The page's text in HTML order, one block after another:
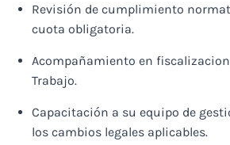
Revisión de cumplimiento
cuota obligatoria.
Acompañamiento en
Trabajo.
Capacitación a su equipo de
los cambios legales aplicables.